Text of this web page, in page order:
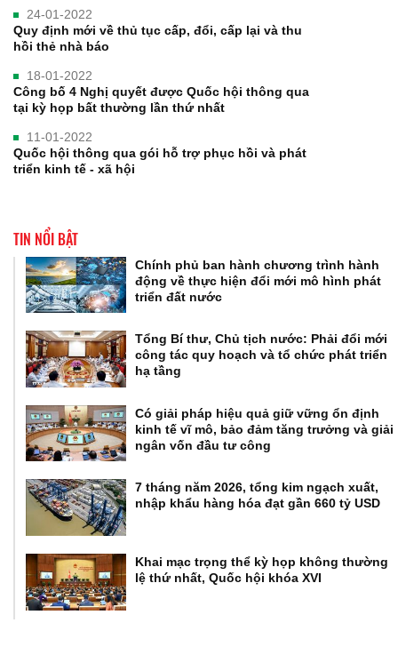
24-01-2022
Quy định mới về thủ tục cấp, đổi, cấp lại và thu
hồi thẻ nhà báo
18-01-2022
Công bố 4 Nghị quyết được Quốc hội thông qua
tại kỳ họp bất thường lần thứ nhất
11-01-2022
Quốc hội thông qua gói hỗ trợ phục hồi và phát
triển kinh tế - xã hội
TIN NỔI BẬT
Chính phủ ban hành chương trình hành
động về thực hiện đổi mới mô hình phát
triển đất nước
Tổng Bí thư, Chủ tịch nước: Phải đổi mới
công tác quy hoạch và tổ chức phát triển
hạ tầng
Có giải pháp hiệu quả giữ vững ổn định
kinh tế vĩ mô, bảo đảm tăng trưởng và giải
ngân vốn đầu tư công
7 tháng năm 2026, tổng kim ngạch xuất,
nhập khẩu hàng hóa đạt gần 660 tỷ USD
Khai mạc trọng thể kỳ họp không thường
lệ thứ nhất, Quốc hội khóa XVI